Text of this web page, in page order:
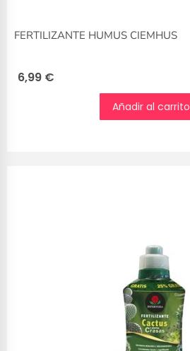
FERTILIZANTE HUMUS CIEMHUS
6,99 €
Añadir al carrito